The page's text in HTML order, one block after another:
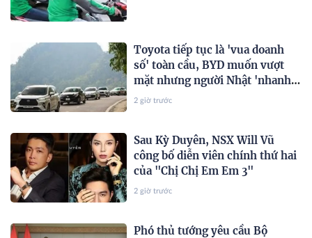
Toyota tiếp tục là 'vua doanh
số' toàn cầu, BYD muốn vượt
mặt nhưng người Nhật 'nhanh
hơn' ở một điểm
2 giờ trước
Sau Kỳ Duyên, NSX Will Vũ
công bố diễn viên chính thứ hai
của "Chị Chị Em Em 3"
2 giờ trước
Phó thủ tướng yêu cầu Bộ